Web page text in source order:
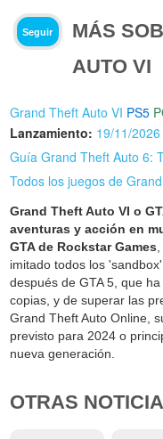
Seguir
MÁS
AUTO VI
Grand Theft Auto VI PS5
Lanzamiento: 19/11/2026
Guía Grand Theft Auto 6:
Todos los juegos de
Grand Theft Auto VI o
aventuras y acción en
GTA de Rockstar Games
imitado todos los
después de GTA 5, que
copias, y de superar las
Grand Theft Auto Online,
previsto para 2024 o
nueva generación.
OTRAS